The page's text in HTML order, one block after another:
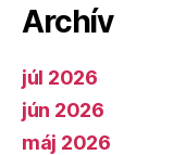
Archív
júl 2026
jún 2026
máj 2026